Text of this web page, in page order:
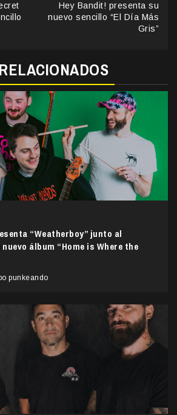
Hey Bandit! presenta su
nuevo sencillo “El Día Más
Gris”
“Weatherboy” junto al
álbum “Home is Where the
punkeando